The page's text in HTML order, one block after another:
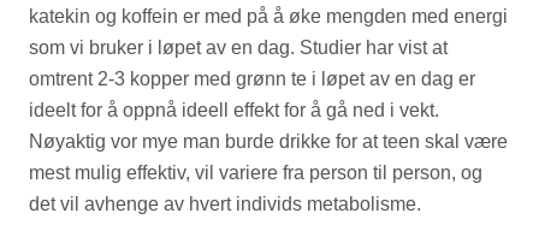
katekin og koffein er med på å øke mengden med energi
som vi bruker i løpet av en dag. Studier har vist at
omtrent 2-3 kopper med grønn te i løpet av en dag er
ideelt for å oppnå ideell effekt for å gå ned i vekt.
Nøyaktig vor mye man burde drikke for at teen skal være
mest mulig effektiv, vil variere fra person til person, og
det vil avhenge av hvert individs metabolisme.